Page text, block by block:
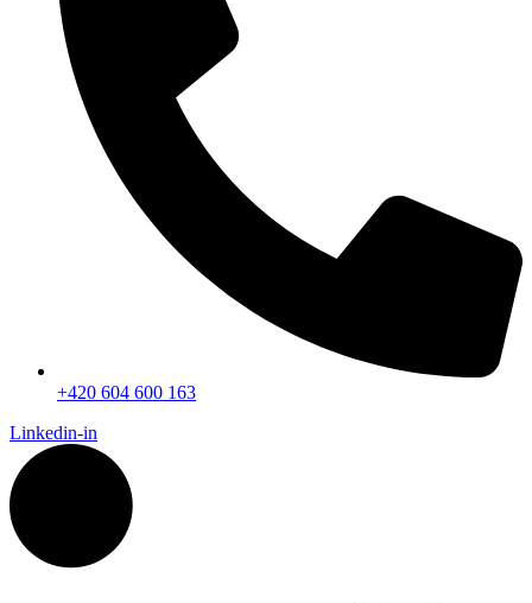
+420 604 600 163
Linkedin-in